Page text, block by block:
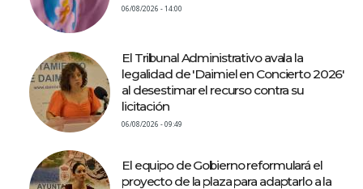
06/08/2026 - 14:00
El Tribunal Administrativo avala la
legalidad de 'Daimiel en Concierto 2026'
al desestimar el recurso contra su
licitación
06/08/2026 - 09:49
El equipo de Gobierno reformulará el
proyecto de la plaza para adaptarlo a la